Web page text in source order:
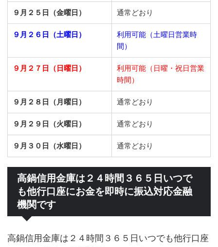
９月２５日（金曜日） 通常どおり
９月２６日（土曜日）
利用可能（土曜日営業時
間）
９月２７日（日曜日）
利用可能（日曜・祝日営業
時間）
９月２８日（月曜日） 通常どおり
９月２９日（火曜日） 通常どおり
９月３０日（水曜日） 通常どおり
高鍋信用金庫は２４時間３６５日いつで
も他行口座にお金を即時に振込対応金融
機関です
高鍋信用金庫は２４時間３６５日いつでも他行口座